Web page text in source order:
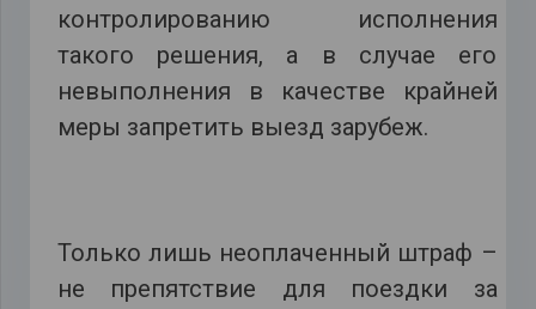
контролированию исполнения
такого решения, а в случае его
невыполнения в качестве крайней
меры запретить выезд зарубеж.
Только лишь неоплаченный штраф –
не препятствие для поездки за